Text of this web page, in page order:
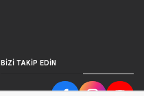
BIZI TAKIP EDIN